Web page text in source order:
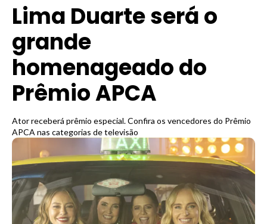
Lima Duarte será o
grande
homenageado do
Prêmio APCA
Ator receberá prêmio especial. Confira os vencedores do Prêmio
APCA nas categorias de televisão